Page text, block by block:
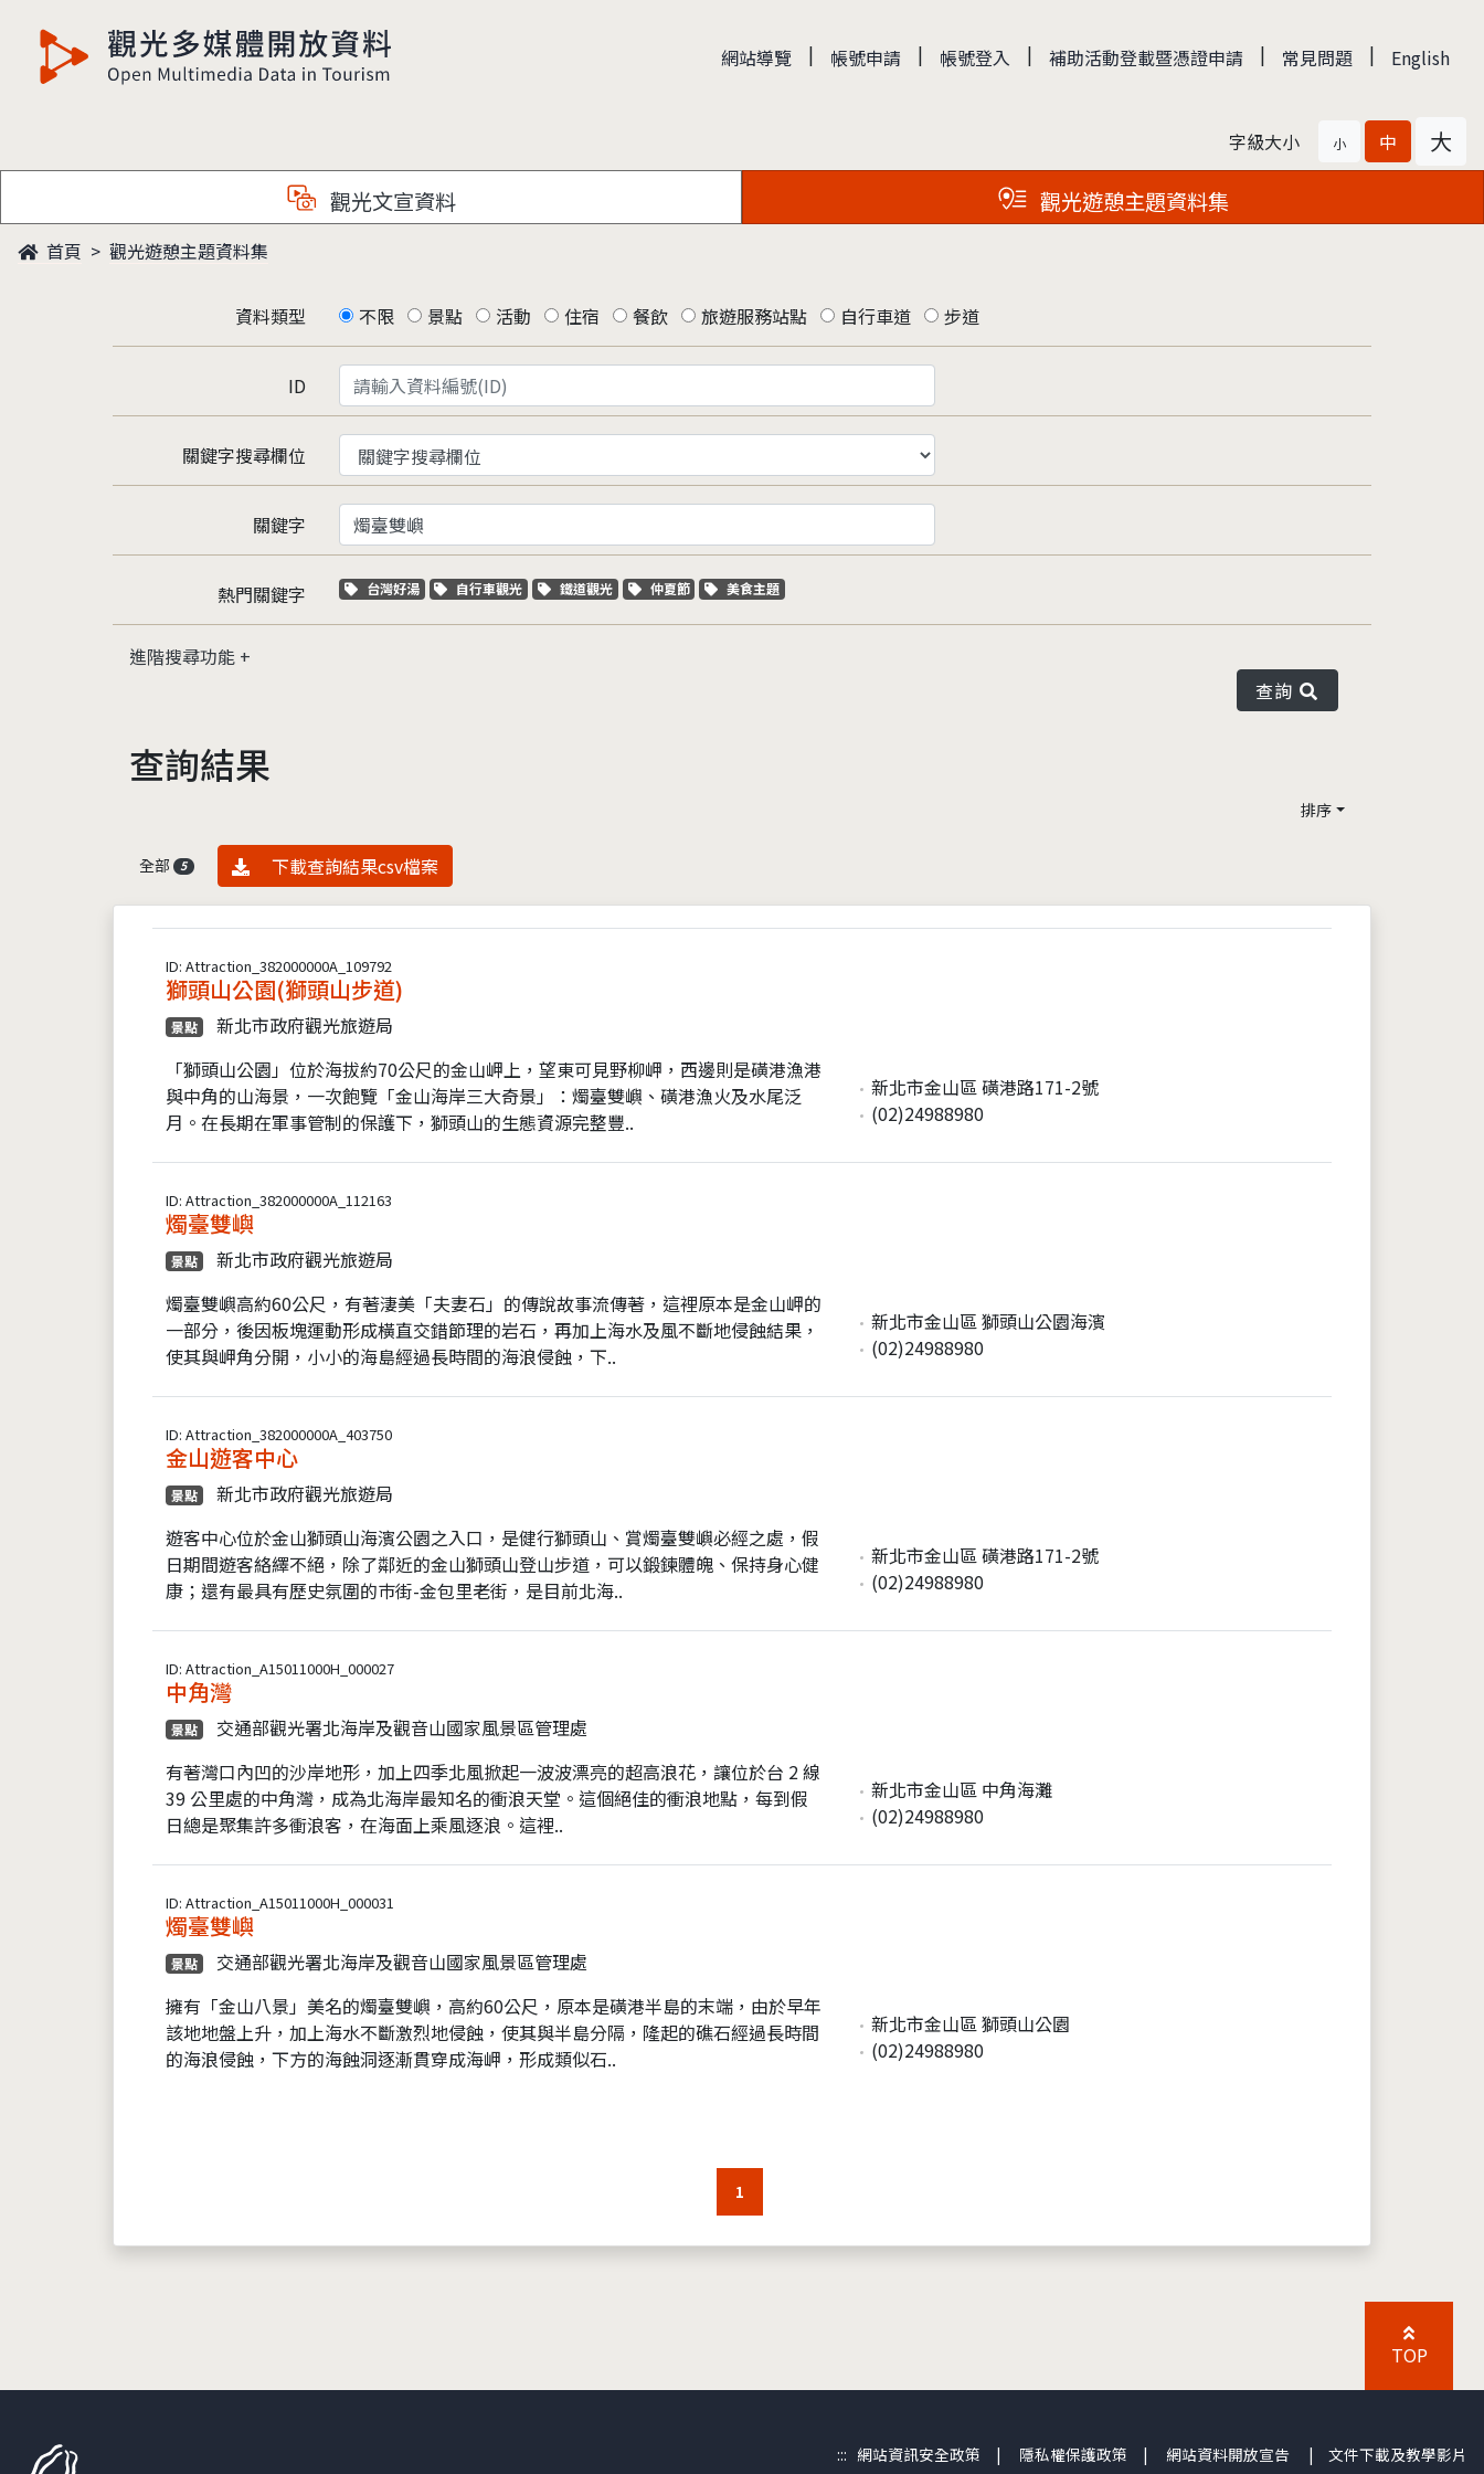
觀光多媒體開放資料 網站導覽 | 帳號申請 | 帳號登入 | 補助活動登載暨憑證申請 | 常見問題 | English
字級大小 小 中 大
觀光文宣資料 觀光遊憩主題資料集
首頁 觀光遊憩主題資料集
資料類型 不限 景點 活動 住宿 餐飲 旅遊服務站點 自行車道 步道
ID
關鍵字搜尋欄位
關鍵字
熱門關鍵字 關鍵字標籤
台灣好湯 關鍵字標籤
自行車觀光 關鍵字標籤
鐵道觀光 關鍵字標籤
仲夏節 關鍵字標籤
美食主題
進階搜尋功能
查詢
查詢結果
排序
全部 5 資料下載
下載查詢結果csv檔案
ID: Attraction_382000000A_109792
獅頭山公園(獅頭山步道)
景點
新北市政府觀光旅遊局
「獅頭山公園」位於海拔約70公尺的金山岬上，望東可見野柳岬，西邊則是磺港漁港
與中角的山海景，一次飽覽「金山海岸三大奇景」：燭臺雙嶼、磺港漁火及水尾泛
月。在長期在軍事管制的保護下，獅頭山的生態資源完整豐..
新北市金山區 磺港路171-2號
(02)24988980
ID: Attraction_382000000A_112163
燭臺雙嶼
景點
新北市政府觀光旅遊局
燭臺雙嶼高約60公尺，有著淒美「夫妻石」的傳說故事流傳著，這裡原本是金山岬的
一部分，後因板塊運動形成橫直交錯節理的岩石，再加上海水及風不斷地侵蝕結果，
使其與岬角分開，小小的海島經過長時間的海浪侵蝕，下..
新北市金山區 獅頭山公園海濱
(02)24988980
ID: Attraction_382000000A_403750
金山遊客中心
景點
新北市政府觀光旅遊局
遊客中心位於金山獅頭山海濱公園之入口，是健行獅頭山、賞燭臺雙嶼必經之處，假
日期間遊客絡繹不絕，除了鄰近的金山獅頭山登山步道，可以鍛鍊體魄、保持身心健
康；還有最具有歷史氛圍的巿街-金包里老街，是目前北海..
新北市金山區 磺港路171-2號
(02)24988980
ID: Attraction_A15011000H_000027
中角灣
景點
交通部觀光署北海岸及觀音山國家風景區管理處
有著灣口內凹的沙岸地形，加上四季北風掀起一波波漂亮的超高浪花，讓位於台 2 線
39 公里處的中角灣，成為北海岸最知名的衝浪天堂。這個絕佳的衝浪地點，每到假
日總是聚集許多衝浪客，在海面上乘風逐浪。這裡..
新北市金山區 中角海灘
(02)24988980
ID: Attraction_A15011000H_000031
燭臺雙嶼
景點
交通部觀光署北海岸及觀音山國家風景區管理處
擁有「金山八景」美名的燭臺雙嶼，高約60公尺，原本是磺港半島的末端，由於早年
該地地盤上升，加上海水不斷激烈地侵蝕，使其與半島分隔，隆起的礁石經過長時間
的海浪侵蝕，下方的海蝕洞逐漸貫穿成海岬，形成類似石..
新北市金山區 獅頭山公園
(02)24988980
1
TOP
::: 網站資訊安全政策 | 隱私權保護政策 | 網站資料開放宣告 | 文件下載及教學影片